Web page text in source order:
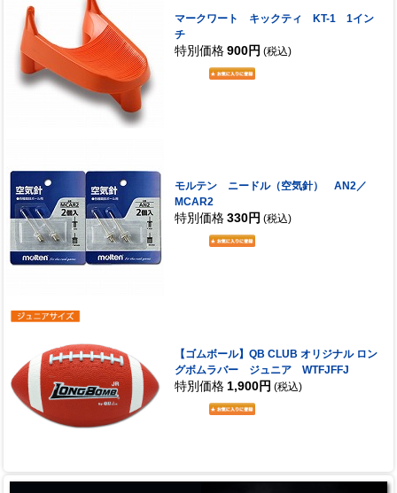
マークワート キックティ KT-1 1イン
チ
特別価格 900円 (税込)
モルテン ニードル（空気針） AN2／
MCAR2
特別価格 330円 (税込)
【ゴムボール】QB CLUB オリジナル ロン
グボムラバー ジュニア WTFJFFJ
特別価格 1,900円 (税込)